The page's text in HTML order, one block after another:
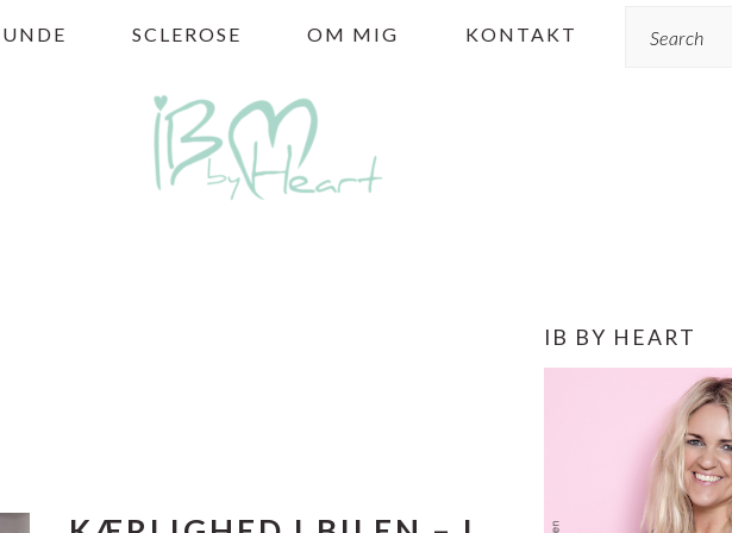
SCLEROSE OM MIG KONTAKT
PRIMÆR
IB BY HEART